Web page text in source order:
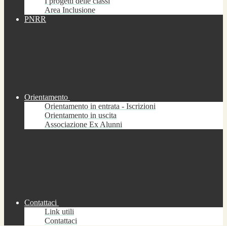
Area Inclusione
PNRR
Orientamento
Orientamento in entrata - Iscrizioni
Orientamento in uscita
Associazione Ex Alunni
Contattaci
Link utili
Contattaci